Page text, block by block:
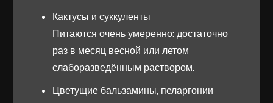
Кактусы и суккуленты
Питаются очень умеренно: достаточно
раз в месяц весной или летом
слаборазведённым раствором.
Цветущие бальзамины, пеларгонии